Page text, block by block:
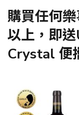
購買任何
以上，即
Crystal 便